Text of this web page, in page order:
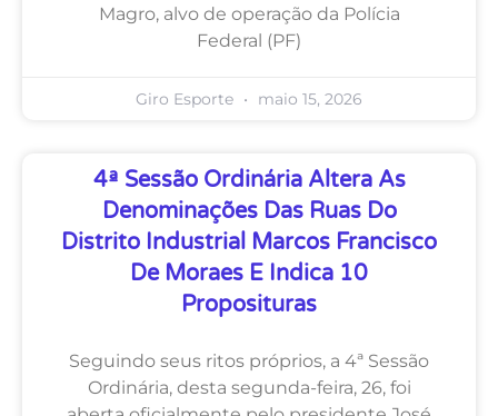
Magro, alvo de operação da Polícia
Federal (PF)
Giro Esporte maio 15, 2026
4ª Sessão Ordinária Altera As
Denominações Das Ruas Do
Distrito Industrial Marcos Francisco
De Moraes E Indica 10
Proposituras
Seguindo seus ritos próprios, a 4ª Sessão
Ordinária, desta segunda-feira, 26, foi